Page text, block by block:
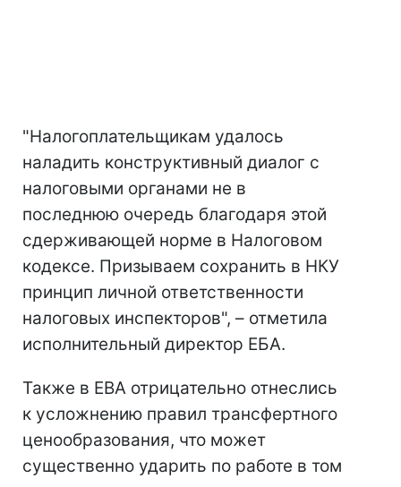
"Налогоплательщикам удалось
наладить конструктивный диалог с
налоговыми органами не в
последнюю очередь благодаря этой
сдерживающей норме в Налоговом
кодексе. Призываем сохранить в НКУ
принцип личной ответственности
налоговых инспекторов", – отметила
исполнительный директор ЕБА.
Также в ЕВА отрицательно отнеслись
к усложнению правил трансфертного
ценообразования, что может
существенно ударить по работе в том